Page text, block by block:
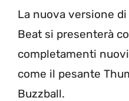
La nuova versione
Beat si presenterà
completamenti
come il pesante
Buzzball.